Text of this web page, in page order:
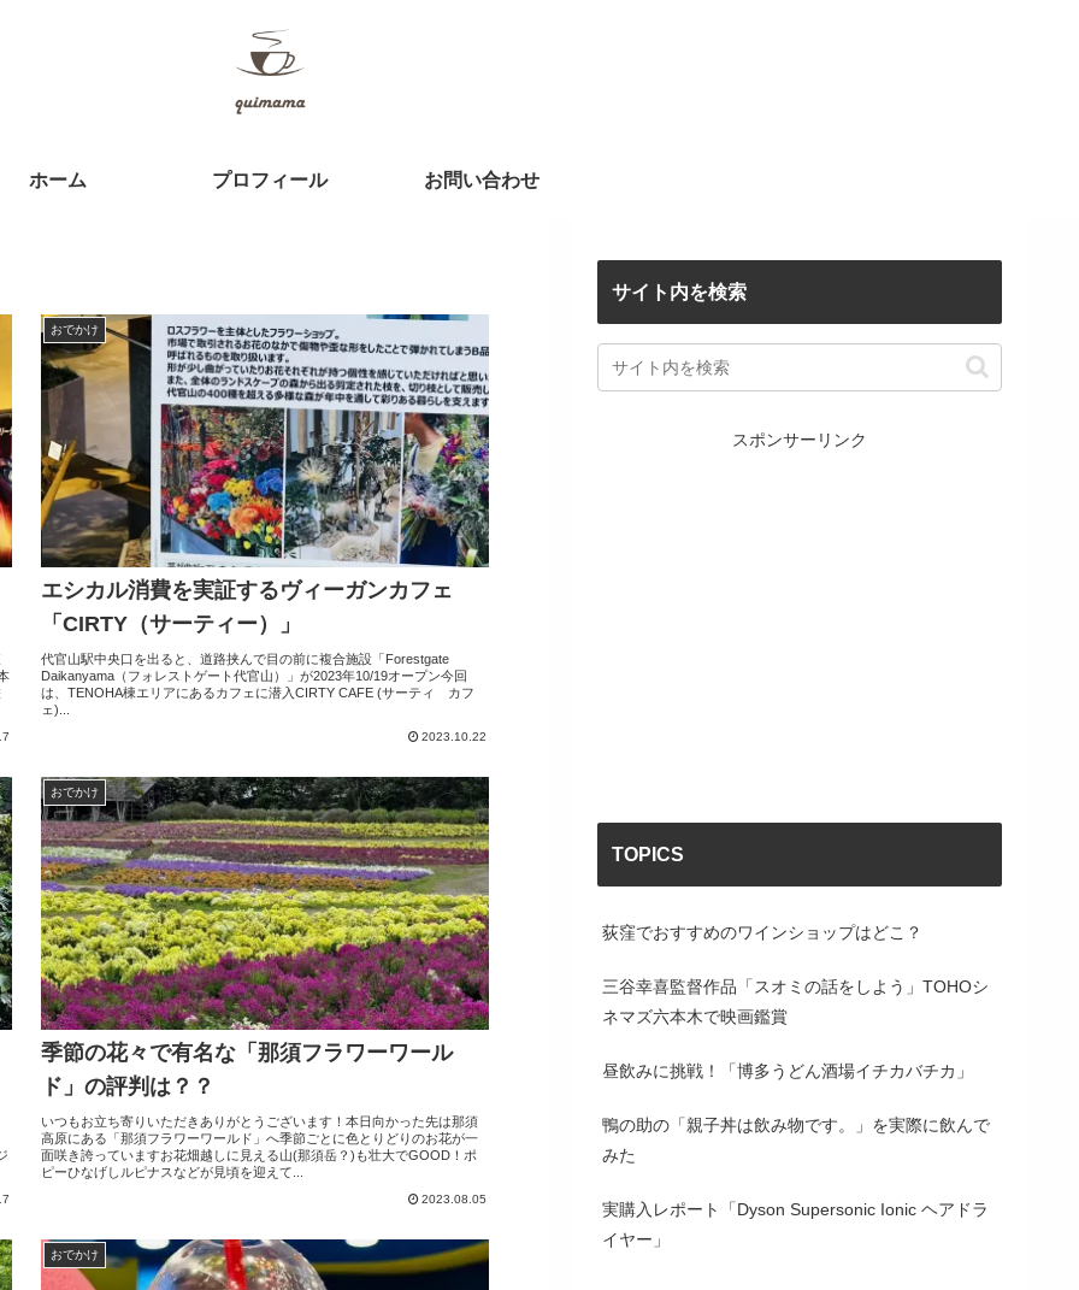
ホーム プロフィール お問い合わせ
おでかけ
エシカル消費を実証するヴィーガンカフェ
「CIRTY（サーティー）」
代官山駅中央口を出ると、道路挟んで目の前に複合施設「Forestgate
Daikanyama（フォレストゲート代官山）」が2023年10/19オープン今回
は、TENOHA棟エリアにあるカフェに潜入CIRTY CAFE (サーティ カフ
ェ)...
2023.10.22
おでかけ
季節の花々で有名な「那須フラワーワール
ド」の評判は？？
いつもお立ち寄りいただきありがとうございます！本日向かった先は那須
高原にある「那須フラワーワールド」へ季節ごとに色とりどりのお花が一
面咲き誇っていますお花畑越しに見える山(那須岳？)も壮大でGOOD！ポ
ピーひなげしルピナスなどが見頃を迎えて...
2023.08.05
おでかけ
サイト内を検索
スポンサーリンク
TOPICS
荻窪でおすすめのワインショップはどこ？
三谷幸喜監督作品「スオミの話をしよう」TOHOシ
ネマズ六本木で映画鑑賞
昼飲みに挑戦！「博多うどん酒場イチカバチカ」
鴨の助の「親子丼は飲み物です。」を実際に飲んで
みた
実購入レポート「Dyson Supersonic Ionic ヘアドラ
イヤー」